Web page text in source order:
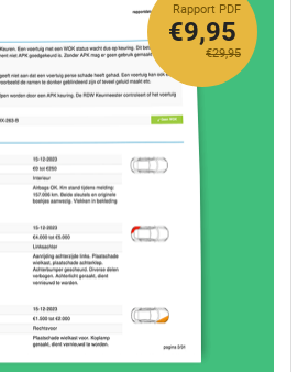
Rapport PDF
€29,95
€9,95